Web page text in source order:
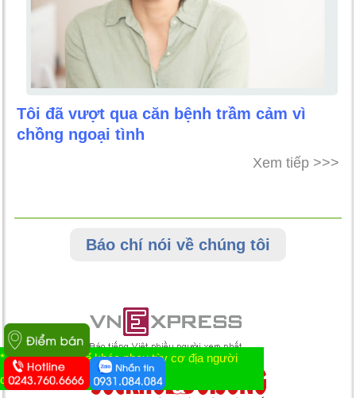
Tôi đã vượt qua căn bệnh trầm cảm vì
chồng ngoại tình
Xem tiếp >>>
Báo chí nói về chúng tôi
* Tác dụng có thể khác nhau tùy cơ địa người
dùng